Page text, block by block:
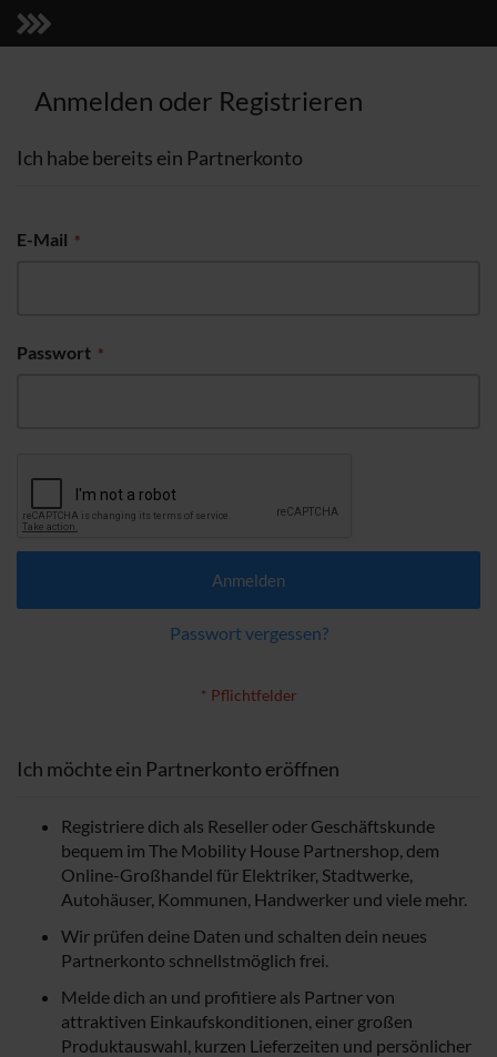
Anmelden oder Registrieren
Ich habe bereits ein Partnerkonto
E-Mail
Passwort
Anmelden
Passwort vergessen?
Ich möchte ein Partnerkonto eröffnen
Registriere dich als Reseller oder Geschäftskunde
bequem im The Mobility House Partnershop, dem
Online-Großhandel für Elektriker, Stadtwerke,
Autohäuser, Kommunen, Handwerker und viele mehr.
Wir prüfen deine Daten und schalten dein neues
Partnerkonto schnellstmöglich frei.
Melde dich an und profitiere als Partner von
attraktiven Einkaufskonditionen, einer großen
Produktauswahl, kurzen Lieferzeiten und persönlicher